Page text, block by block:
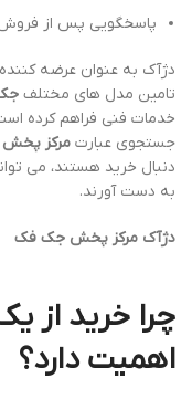
پاسخگویی پس از
دژآک به عنوان عرضه
تامین مدل های مختلف
خدمات فنی فراهم کرده
جستجوی عبارت مرکز
دنبال خرید هستند، می
به دست آورند.
دژآک مرکز پخش جک فک
چرا خرید
اهمیت دارد؟